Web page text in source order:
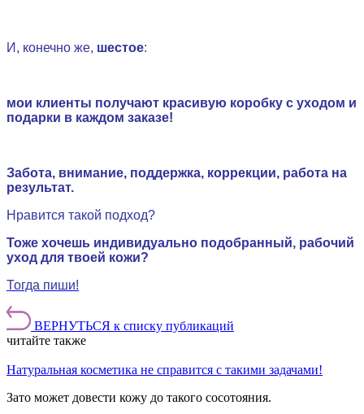
И, конечно же, шестое:
мои клиенты получают красивую коробку с уходом и
подарки в каждом заказе!
Забота, внимание, поддержка, коррекции, работа на
результат.
Нравится такой подход?
Тоже хочешь индивидуально подобранный, рабочий
уход для твоей кожи?
Тогда пиши!
ВЕРНУТЬСЯ к списку публикаций
читайте также
Натуральная косметика не справится с такими задачами!
Зато может довести кожу до такого сосотояния.